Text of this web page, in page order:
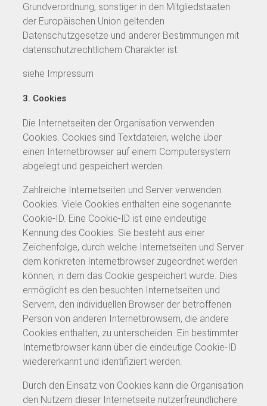
Grundverordnung, sonstiger in den Mitgliedstaaten
der Europäischen Union geltenden
Datenschutzgesetze und anderer Bestimmungen mit
datenschutzrechtlichem Charakter ist:
siehe Impressum
3. Cookies
Die Internetseiten der Organisation verwenden
Cookies. Cookies sind Textdateien, welche über
einen Internetbrowser auf einem Computersystem
abgelegt und gespeichert werden.
Zahlreiche Internetseiten und Server verwenden
Cookies. Viele Cookies enthalten eine sogenannte
Cookie-ID. Eine Cookie-ID ist eine eindeutige
Kennung des Cookies. Sie besteht aus einer
Zeichenfolge, durch welche Internetseiten und Server
dem konkreten Internetbrowser zugeordnet werden
können, in dem das Cookie gespeichert wurde. Dies
ermöglicht es den besuchten Internetseiten und
Servern, den individuellen Browser der betroffenen
Person von anderen Internetbrowsern, die andere
Cookies enthalten, zu unterscheiden. Ein bestimmter
Internetbrowser kann über die eindeutige Cookie-ID
wiedererkannt und identifiziert werden.
Durch den Einsatz von Cookies kann die Organisation
den Nutzern dieser Internetseite nutzerfreundlichere